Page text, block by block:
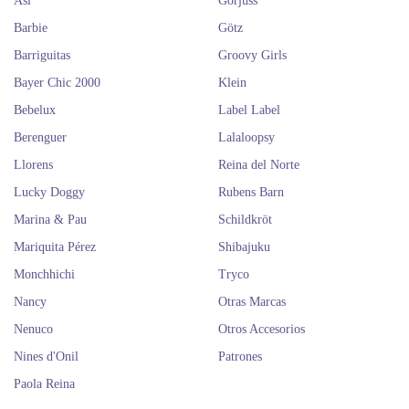
Barbie
Barriguitas
Bayer Chic 2000
Bebelux
Berenguer
Götz
Groovy Girls
Klein
Label Label
Lalaloopsy
Llorens
Lucky Doggy
Marina & Pau
Mariquita Pérez
Monchhichi
Nancy
Nenuco
Nines d'Onil
Paola Reina
Reina del Norte
Rubens Barn
Schildkröt
Shibajuku
Tryco
Otras Marcas
Otros Accesorios
Patrones